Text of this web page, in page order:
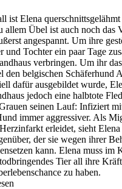
ist Elena querschnittsgelähmt
allem Übel ist auch noch das
angespannt. Um ihre
und Tochter ein paar Tage
verbringen. Um ihr
den belgischen Schäferhund
dafür ausgebildet wurde,
jedoch eine halbtote
seinen Lauf: Infiziert
immer aggressiver. Als
erleidet, sieht
der sie wegen ihrer
kann. Elena muss im
Tier all ihre
zu haben.